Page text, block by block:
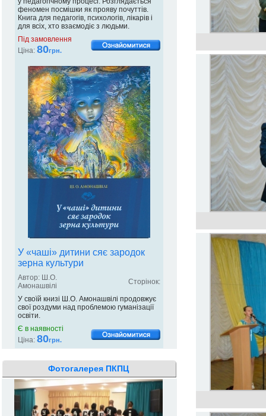
феномен посмішки як прояву почуттів.
Книга для педагогів, психологів, лікарів і
для всіх, хто взаємодіє з людьми.
Під замовлення
Ціна: 80грн.
У «чаші» дитини сяє зародок
зерна культури
Автор: Ш.О.
Амонашвілі
Сторінок:
У своїй книзі Ш.О. Амонашвілі продовжує
свої роздуми над проблемою гуманізації
освіти.
Є в наявності
Ціна: 80грн.
Фотогалерея ПКПЦ